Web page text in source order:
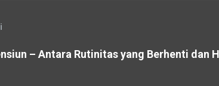
– Antara Rutinitas yang Berhenti dan